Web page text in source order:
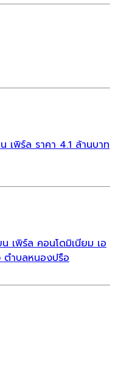
เพิร์ล ราคา 4.1 ล้านบาท
เพิร์ล คอนโดมิเนียม เอ
ตำบลหนองปรือ